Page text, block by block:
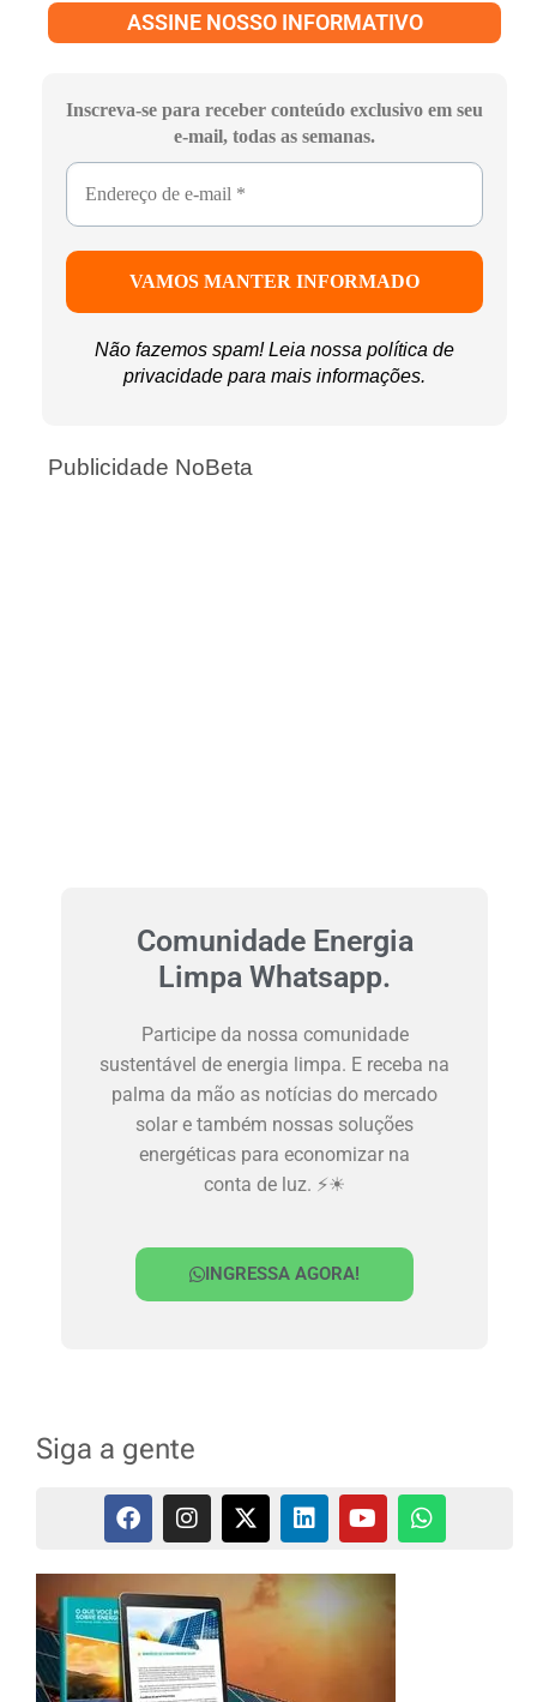
ASSINE NOSSO INFORMATIVO
Inscreva-se para receber conteúdo exclusivo em seu
e-mail, todas as semanas.
Não fazemos spam! Leia nossa política de
privacidade para mais informações.
Publicidade NoBeta
Comunidade Energia
Limpa Whatsapp.
Participe da nossa comunidade
sustentável de energia limpa. E receba na
palma da mão as notícias do mercado
solar e também nossas soluções
energéticas para economizar na
conta de luz. ⚡☀
INGRESSA AGORA!
Siga a gente